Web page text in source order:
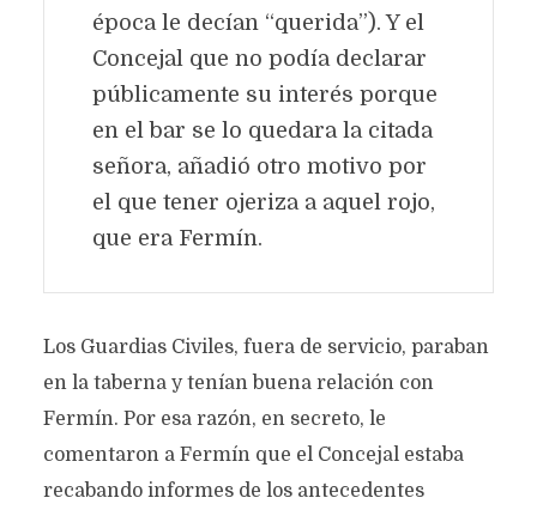
época le decían “querida”). Y el
Concejal que no podía declarar
públicamente su interés porque
en el bar se lo quedara la citada
señora, añadió otro motivo por
el que tener ojeriza a aquel rojo,
que era Fermín.
Los Guardias Civiles, fuera de servicio, paraban
en la taberna y tenían buena relación con
Fermín. Por esa razón, en secreto, le
comentaron a Fermín que el Concejal estaba
recabando informes de los antecedentes